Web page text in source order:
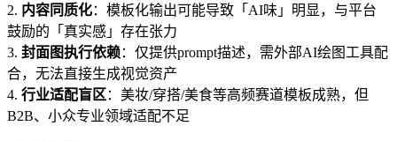
2. 内容同质化：模板化输出可能导致「AI味」明显，与平台
鼓励的「真实感」存在张力
3. 封面图执行依赖：仅提供prompt描述，需外部AI绘图工具配
合，无法直接生成视觉资产
4. 行业适配盲区：美妆/穿搭/美食等高频赛道模板成熟，但
B2B、小众专业领域适配不足